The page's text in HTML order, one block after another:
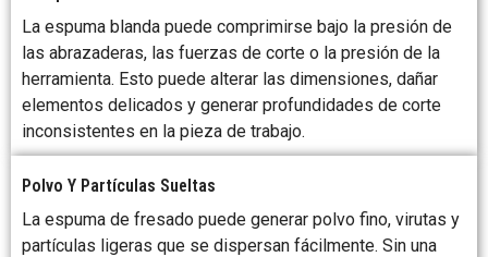
La espuma blanda puede comprimirse bajo la presión de
las abrazaderas, las fuerzas de corte o la presión de la
herramienta. Esto puede alterar las dimensiones, dañar
elementos delicados y generar profundidades de corte
inconsistentes en la pieza de trabajo.
Polvo Y Partículas Sueltas
La espuma de fresado puede generar polvo fino, virutas y
partículas ligeras que se dispersan fácilmente. Sin una